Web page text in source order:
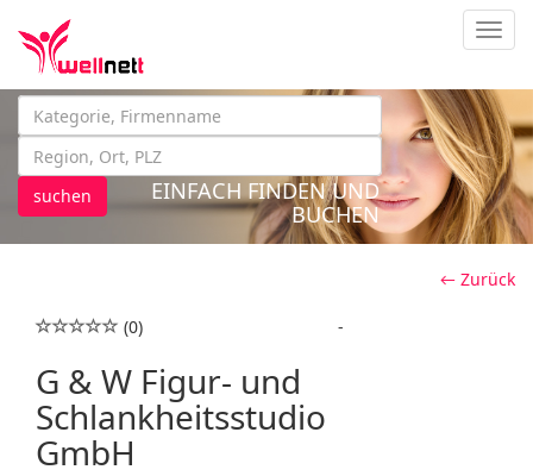
suchen
EINFACH FINDEN UND
BUCHEN
← Zurück
(0)
G & W Figur- und
Schlankheitsstudio
GmbH
-